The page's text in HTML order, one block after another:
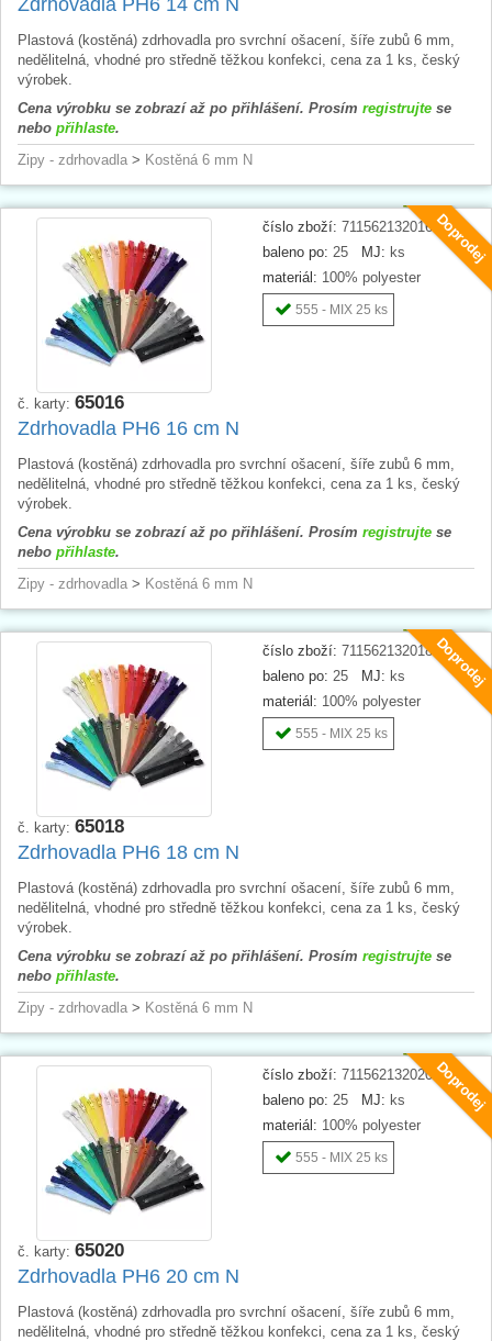
Plastová (kostěná) zdrhovadla pro svrchní ošacení, šíře zubů 6 mm,
nedělitelná, vhodné pro středně těžkou konfekci, cena za 1 ks, český
výrobek.
Cena výrobku se zobrazí až po přihlášení. Prosím registrujte se
nebo přihlaste.
Zipy - zdrhovadla > Kostěná 6 mm N
Doprodej
číslo zboží: 711562132016
baleno po: 25 MJ: ks
materiál: 100% polyester
555 - MIX 25 ks
č. karty: 65016
Zdrhovadla PH6 16 cm N
Plastová (kostěná) zdrhovadla pro svrchní ošacení, šíře zubů 6 mm,
nedělitelná, vhodné pro středně těžkou konfekci, cena za 1 ks, český
výrobek.
Cena výrobku se zobrazí až po přihlášení. Prosím registrujte se
nebo přihlaste.
Zipy - zdrhovadla > Kostěná 6 mm N
Doprodej
číslo zboží: 711562132018
baleno po: 25 MJ: ks
materiál: 100% polyester
555 - MIX 25 ks
č. karty: 65018
Zdrhovadla PH6 18 cm N
Plastová (kostěná) zdrhovadla pro svrchní ošacení, šíře zubů 6 mm,
nedělitelná, vhodné pro středně těžkou konfekci, cena za 1 ks, český
výrobek.
Cena výrobku se zobrazí až po přihlášení. Prosím registrujte se
nebo přihlaste.
Zipy - zdrhovadla > Kostěná 6 mm N
Doprodej
číslo zboží: 711562132020
baleno po: 25 MJ: ks
materiál: 100% polyester
555 - MIX 25 ks
č. karty: 65020
Zdrhovadla PH6 20 cm N
Plastová (kostěná) zdrhovadla pro svrchní ošacení, šíře zubů 6 mm,
nedělitelná, vhodné pro středně těžkou konfekci, cena za 1 ks, český